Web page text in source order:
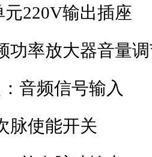
元220V输出插座
功率放大器音量
音频信号输入
脉使能开关